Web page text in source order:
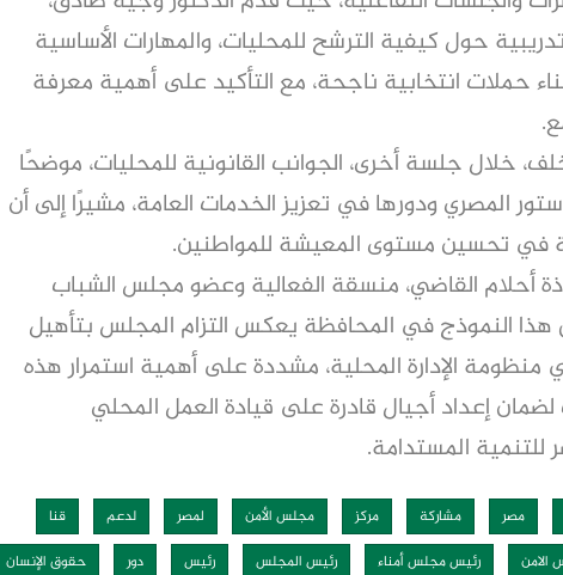
حول كيفية الترشح للمحليات، والمهارات الأساسية
حملات انتخابية ناجحة، مع التأكيد على أهمية معرفة
خلال جلسة أخرى، الجوانب القانونية للمحليات، موضحًا
المصري ودورها في تعزيز الخدمات العامة، مشيرًا إلى أن
في تحسين مستوى المعيشة للمواطنين.
أحلام القاضي، منسقة الفعالية وعضو مجلس الشباب
هذا النموذج في المحافظة يعكس التزام المجلس بتأهيل
منظومة الإدارة المحلية، مشددة على أهمية استمرار هذه
إعداد أجيال قادرة على قيادة العمل المحلي
المستدامة.
مصر مشاركة مركز مجلس الأمن لمصر لدعم
قنا
الامن رئيس مجلس أمناء رئيس المجلس رئيس دور
حقوق الإنسان